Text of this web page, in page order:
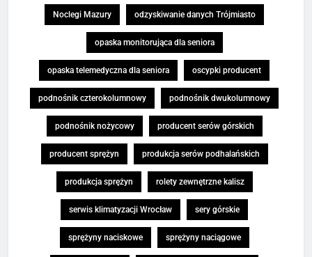
Noclegi Mazury odzyskiwanie danych Trójmiasto
opaska monitorująca dla seniora
opaska telemedyczna dla seniora oscypki producent
podnośnik czterokolumnowy podnośnik dwukolumnowy
podnośnik nożycowy producent serów górskich
producent sprężyn produkcja serów podhalańskich
produkcja sprężyn rolety zewnętrzne kalisz
serwis klimatyzacji Wrocław sery górskie
sprężyny naciskowe sprężyny naciągowe